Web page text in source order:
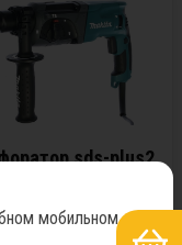
sds-plus2
заказ можно
мобильном